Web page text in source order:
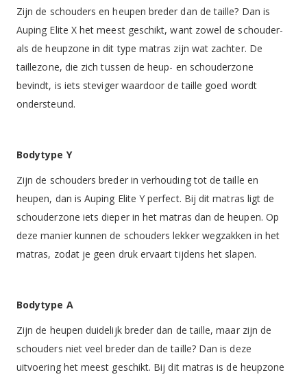
Zijn de schouders en heupen breder dan de taille? Dan is
Auping Elite X het meest geschikt, want zowel de schouder-
als de heupzone in dit type matras zijn wat zachter. De
taillezone, die zich tussen de heup- en schouderzone
bevindt, is iets steviger waardoor de taille goed wordt
ondersteund.
Bodytype Y
Zijn de schouders breder in verhouding tot de taille en
heupen, dan is Auping Elite Y perfect. Bij dit matras ligt de
schouderzone iets dieper in het matras dan de heupen. Op
deze manier kunnen de schouders lekker wegzakken in het
matras, zodat je geen druk ervaart tijdens het slapen.
Bodytype A
Zijn de heupen duidelijk breder dan de taille, maar zijn de
schouders niet veel breder dan de taille? Dan is deze
uitvoering het meest geschikt. Bij dit matras is de heupzone